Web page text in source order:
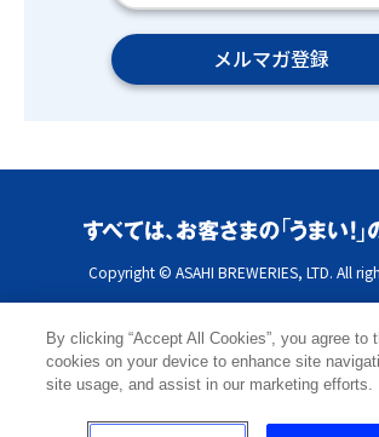
メルマガ登録
Copyright © ASAHI BREWERIES, LTD. All
By clicking “Accept All Cookies”, you agree to
cookies on your device to enhance site
site usage, and assist in our marketing efforts.